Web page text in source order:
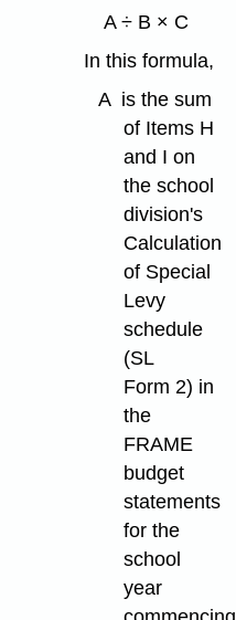
A ÷ B × C
In this formula,
A is the sum
of Items H
and I on
the school
division's
Calculation
of Special
Levy
schedule
(SL
Form 2) in
the
FRAME
budget
statements
for the
school
year